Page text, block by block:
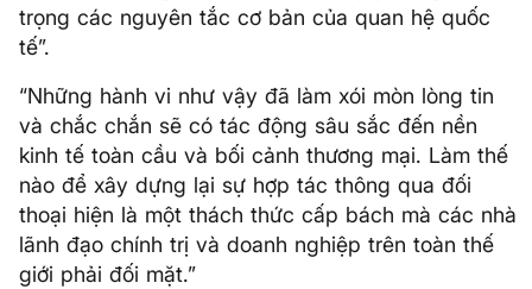
trọng các nguyên tắc cơ bản của quan hệ quốc
tế”.
“Những hành vi như vậy đã làm xói mòn lòng tin
và chắc chắn sẽ có tác động sâu sắc đến nền
kinh tế toàn cầu và bối cảnh thương mại. Làm thế
nào để xây dựng lại sự hợp tác thông qua đối
thoại hiện là một thách thức cấp bách mà các nhà
lãnh đạo chính trị và doanh nghiệp trên toàn thế
giới phải đối mặt.”